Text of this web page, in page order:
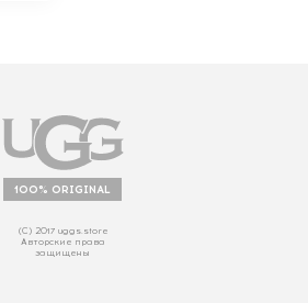
100% ORIGINAL
(С) 2017 uggs.store
Авторские права
защищены